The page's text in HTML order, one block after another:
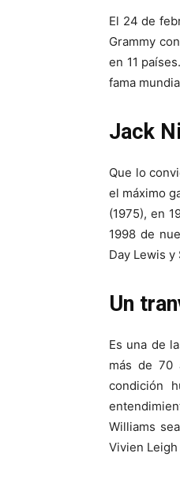
El 24 de
Grammy
en 11
fama
Jack
Que lo
el máximo
(1975), en
1998 de
Day Lewis
Un
Es una de
más de 70
condición
Williams
Vivien